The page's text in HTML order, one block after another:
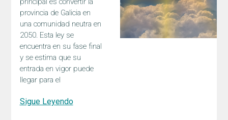
provincia de Galicia en
una comunidad neutra en
2050. Esta ley se
encuentra en su fase final
y se estima que su
entrada en vigor puede
llegar para el
Sigue Leyendo